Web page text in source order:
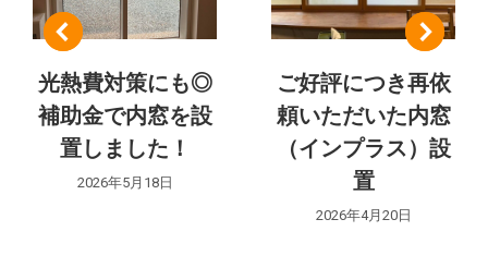
シ
ョ
ン
光熱費対策にも◎
補助金で内窓を設
置しました！
2026年5月18日
ご好評につき再依
頼いただいた内窓
（インプラス）設
置
2026年4月20日